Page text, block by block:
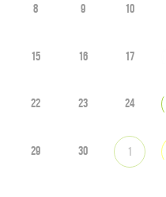
8 9 10
15 16 17
22 23 24
29 30 1